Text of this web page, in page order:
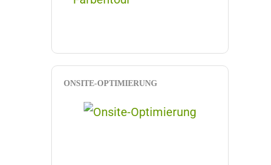
ONSITE-OPTIMIERUNG